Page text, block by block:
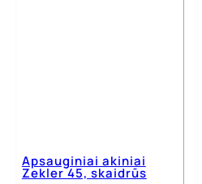
Apsauginiai akiniai
Zekler 45, skaidrūs